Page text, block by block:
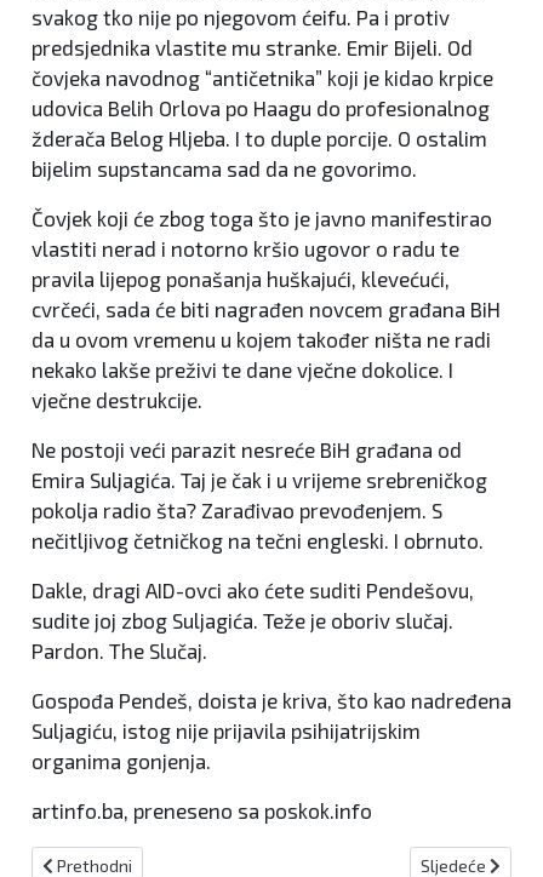
svakog tko nije po njegovom ćeifu. Pa i protiv
predsjednika vlastite mu stranke. Emir Bijeli. Od
čovjeka navodnog “antičetnika” koji je kidao krpice
udovica Belih Orlova po Haagu do profesionalnog
žderača Belog Hljeba. I to duple porcije. O ostalim
bijelim supstancama sad da ne govorimo.
Čovjek koji će zbog toga što je javno manifestirao
vlastiti nerad i notorno kršio ugovor o radu te
pravila lijepog ponašanja huškajući, klevećući,
cvrčeći, sada će biti nagrađen novcem građana BiH
da u ovom vremenu u kojem također ništa ne radi
nekako lakše preživi te dane vječne dokolice. I
vječne destrukcije.
Ne postoji veći parazit nesreće BiH građana od
Emira Suljagića. Taj je čak i u vrijeme srebreničkog
pokolja radio šta? Zarađivao prevođenjem. S
nečitljivog četničkog na tečni engleski. I obrnuto.
Dakle, dragi AID-ovci ako ćete suditi Pendešovu,
sudite joj zbog Suljagića. Teže je oboriv slučaj.
Pardon. The Slučaj.
Gospođa Pendeš, doista je kriva, što kao nadređena
Suljagiću, istog nije prijavila psihijatrijskim
organima gonjenja.
artinfo.ba, preneseno sa poskok.info
Prethodni članak: Manje novca za registraciju tvrtke
Prethodni Sljedeći
Sljedeće